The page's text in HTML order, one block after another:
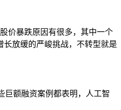
价暴跌原因有很多，其中一个
长放缓的严峻挑战，不转型就是
巨额融资案例都表明，人工智